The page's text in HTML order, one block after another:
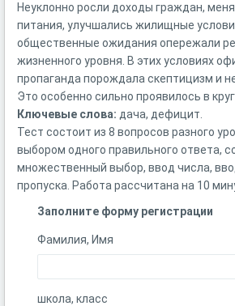
Неуклонно росли доходы граждан,
питания, улучшались жилищные
общественные ожидания опережали
жизненного уровня. В этих условиях
пропаганда порождала скептицизм и
Это особенно сильно проявилось в
Ключевые слова: дача, дефицит.
Тест состоит из 8 вопросов разного
выбором одного правильного ответа,
множественный выбор, ввод числа,
пропуска. Работа рассчитана на 10
Заполните форму регистрации
Фамилия, Имя
школа, класс